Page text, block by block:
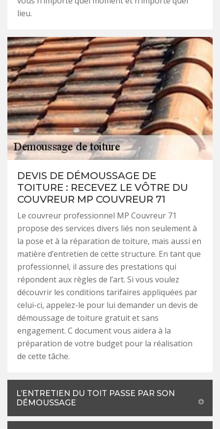
lieu.
DEVIS DE DÉMOUSSAGE DE
TOITURE : RECEVEZ LE VÔTRE DU
COUVREUR MP COUVREUR 71
Le couvreur professionnel MP Couvreur 71
propose des services divers liés non seulement à
la pose et à la réparation de toiture, mais aussi en
matière d’entretien de cette structure. En tant que
professionnel, il assure des prestations qui
répondent aux règles de l’art. Si vous voulez
découvrir les conditions tarifaires appliquées par
celui-ci, appelez-le pour lui demander un devis de
démoussage de toiture gratuit et sans
engagement. C document vous aidera à la
préparation de votre budget pour la réalisation
de cette tâche.
L’ENTRETIEN DU TOIT PASSE PAR SON
DÉMOUSSAGE